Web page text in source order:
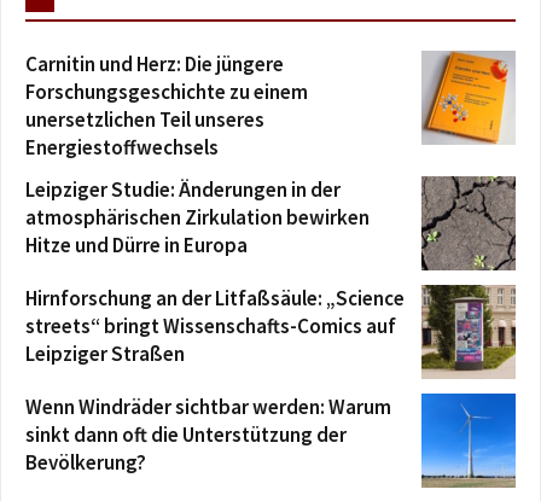
Carnitin und Herz: Die jüngere
Forschungsgeschichte zu einem
unersetzlichen Teil unseres
Energiestoffwechsels
Leipziger Studie: Änderungen in der
atmosphärischen Zirkulation bewirken
Hitze und Dürre in Europa
Hirnforschung an der Litfaßsäule: „Science
streets“ bringt Wissenschafts-Comics auf
Leipziger Straßen
Wenn Windräder sichtbar werden: Warum
sinkt dann oft die Unterstützung der
Bevölkerung?